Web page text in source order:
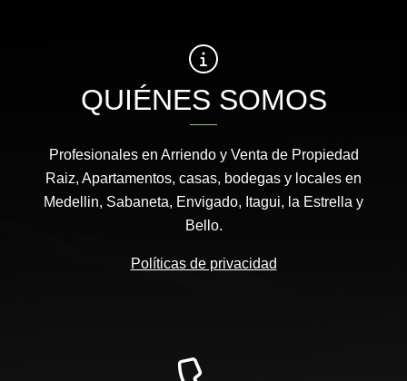
QUIÉNES SOMOS
Profesionales en Arriendo y Venta de Propiedad
Raiz, Apartamentos, casas, bodegas y locales en
Medellin, Sabaneta, Envigado, Itagui, la Estrella y
Bello.
Políticas de privacidad